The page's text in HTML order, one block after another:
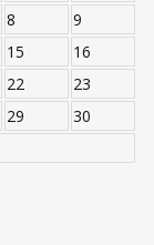
8
9
15
16
22
23
29
30